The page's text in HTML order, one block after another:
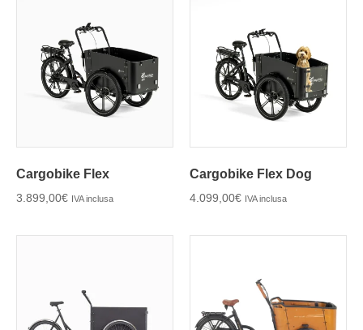
Cargobike Flex
3.899,00€ IVA inclusa
Cargobike Flex Dog
4.099,00€ IVA inclusa